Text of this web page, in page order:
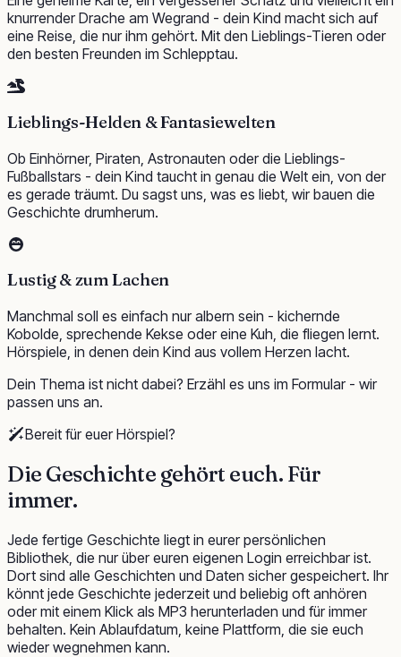
knurrender Drache am Wegrand - dein Kind macht sich auf
eine Reise, die nur ihm gehört. Mit den Lieblings-Tieren oder
den besten Freunden im Schlepptau.
Lieblings-Helden & Fantasiewelten
Ob Einhörner, Piraten, Astronauten oder die Lieblings-
Fußballstars - dein Kind taucht in genau die Welt ein, von der
es gerade träumt. Du sagst uns, was es liebt, wir bauen die
Geschichte drumherum.
Lustig & zum Lachen
Manchmal soll es einfach nur albern sein - kichernde
Kobolde, sprechende Kekse oder eine Kuh, die fliegen lernt.
Hörspiele, in denen dein Kind aus vollem Herzen lacht.
Dein Thema ist nicht dabei? Erzähl es uns im Formular - wir
passen uns an.
Bereit für euer Hörspiel?
Die Geschichte gehört euch. Für
immer.
Jede fertige Geschichte liegt in eurer persönlichen
Bibliothek, die nur über euren eigenen Login erreichbar ist.
Dort sind alle Geschichten und Daten sicher gespeichert. Ihr
könnt jede Geschichte jederzeit und beliebig oft anhören
oder mit einem Klick als MP3 herunterladen und für immer
behalten. Kein Ablaufdatum, keine Plattform, die sie euch
wieder wegnehmen kann.